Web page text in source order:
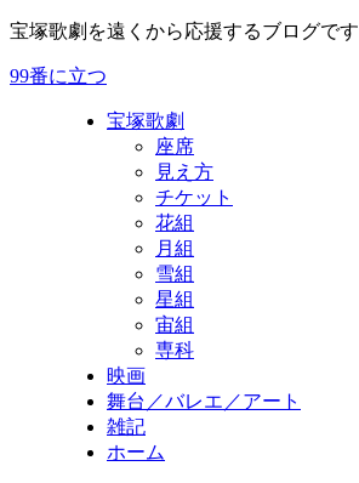
宝塚歌劇を遠くから応援するブログです
99番に立つ
宝塚歌劇
座席
見え方
チケット
花組
月組
雪組
星組
宙組
専科
映画
舞台／バレエ／アート
雑記
ホーム